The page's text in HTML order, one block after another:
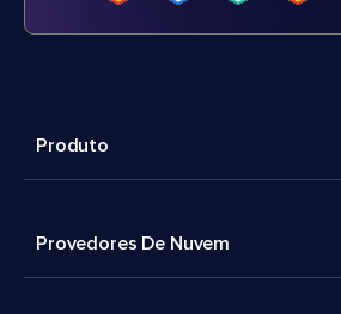
Produto
Provedores De Nuvem